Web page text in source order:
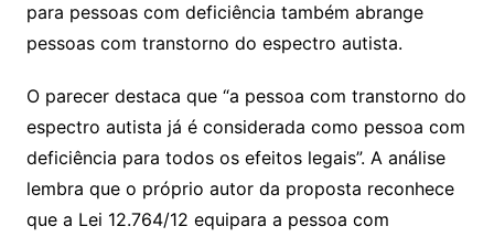
para pessoas com deficiência também abrange
pessoas com transtorno do espectro autista.
O parecer destaca que “a pessoa com transtorno do
espectro autista já é considerada como pessoa com
deficiência para todos os efeitos legais”. A análise
lembra que o próprio autor da proposta reconhece
que a Lei 12.764/12 equipara a pessoa com